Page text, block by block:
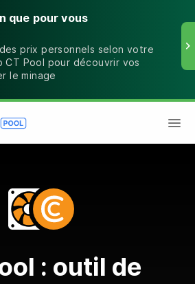
que pour vous
prix personnels selon votre
CT Pool pour découvrir vos
le minage
: outil de